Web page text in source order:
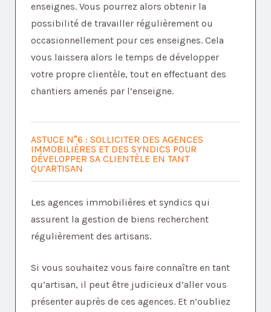
enseignes. Vous pourrez alors obtenir la
possibilité de travailler régulièrement ou
occasionnellement pour ces enseignes. Cela
vous laissera alors le temps de développer
votre propre clientèle, tout en effectuant des
chantiers amenés par l’enseigne.
ASTUCE N°6 : SOLLICITER DES AGENCES
IMMOBILIÈRES ET DES SYNDICS POUR
DÉVELOPPER SA CLIENTÈLE EN TANT
QU’ARTISAN
Les agences immobilières et syndics qui
assurent la gestion de biens recherchent
régulièrement des artisans.
Si vous souhaitez vous faire connaître en tant
qu’artisan, il peut être judicieux d’aller vous
présenter auprès de ces agences. Et n’oubliez